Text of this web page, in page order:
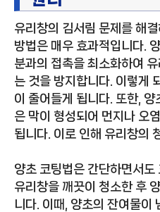
유리창의 김서림 문제를 해
방법은 매우 효과적입니다.
분과의 접촉을 최소화하여
는 것을 방지합니다. 이렇게
이 줄어들게 됩니다. 또한,
은 막이 형성되어 먼지나 오
됩니다. 이로 인해 유리창의
양초 코팅법은 간단하면서도
유리창을 깨끗이 청소한 후
니다. 이때, 양초의 잔여물이